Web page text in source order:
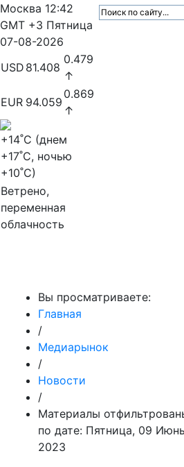
Москва 12:42
GMT +3 Пятница
07-08-2026
USD 81.408
0.479
↑
EUR 94.059
0.869
↑
+14˚C (днем
+17˚C, ночью
+10˚C)
Ветрено,
переменная
облачность
Вы просматриваете:
Главная
/
Медиарынок
/
Новости
/
Материалы
по дате: Пятница, 09 Июнь
2023